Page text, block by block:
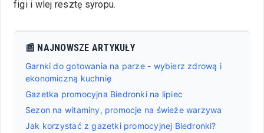
figi i wlej resztę syropu.
📰 NAJNOWSZE ARTYKUŁY
Garnki do gotowania na parze - wybierz zdrową i
ekonomiczną kuchnię
Gazetka promocyjna Biedronki na lipiec
Sezon na witaminy, promocje na świeże warzywa
Jak korzystać z gazetki promocyjnej Biedronki?